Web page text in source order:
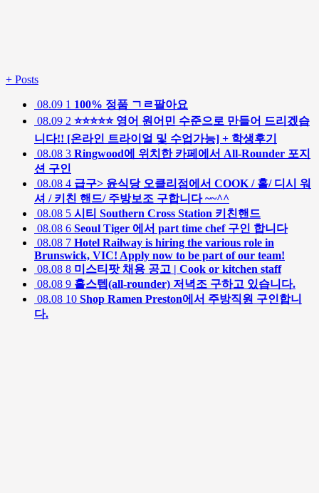
+ Posts
08.09 1 100% 정품 ㄱㄹ팔아요
08.09 2 ⭐⭐⭐⭐⭐ 영어 원어민 수준으로 만들어 드리겠습
니다!! [온라인 트라이얼 및 수업가능] + 학생후기
08.08 3 Ringwood에 위치한 카페에서 All-Rounder 포지
션 구인
08.08 4 급구> 윤식당 오클리점에서 COOK / 홀/ 디시 워
셔 / 키친 핸드/ 주방보조 구합니다 ~~^^
08.08 5 시티 Southern Cross Station 키친핸드
08.08 6 Seoul Tiger 에서 part time chef 구인 합니다
08.08 7 Hotel Railway is hiring the various role in
Brunswick, VIC! Apply now to be part of our team!
08.08 8 미스티팟 채용 공고 | Cook or kitchen staff
08.08 9 홀스텝(all-rounder) 저녁조 구하고 있습니다.
08.08 10 Shop Ramen Preston에서 주방직원 구인합니
다.